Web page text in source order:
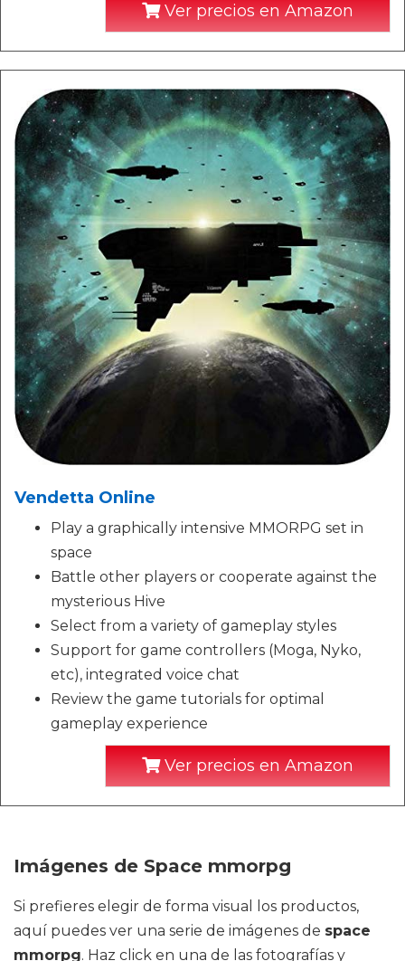
Ver precios en Amazon
Vendetta Online
Play a graphically intensive MMORPG set in
space
Battle other players or cooperate against the
mysterious Hive
Select from a variety of gameplay styles
Support for game controllers (Moga, Nyko,
etc), integrated voice chat
Review the game tutorials for optimal
gameplay experience
Ver precios en Amazon
Imágenes de Space mmorpg
Si prefieres elegir de forma visual los productos,
aquí puedes ver una serie de imágenes de space
mmorpg. Haz click en una de las fotografías y